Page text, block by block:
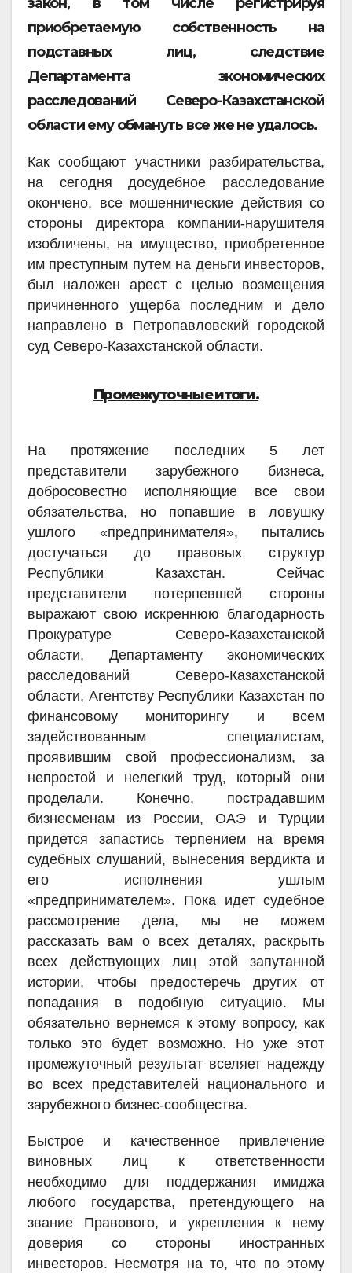
приобретаемую собственность на
подставных лиц, следствие
Департамента экономических
расследований Северо-Казахстанской
области ему обмануть все же не удалось.
Как сообщают участники разбирательства,
на сегодня досудебное расследование
окончено, все мошеннические действия со
стороны директора компании-нарушителя
изобличены, на имущество, приобретенное
им преступным путем на деньги инвесторов,
был наложен арест с целью возмещения
причиненного ущерба последним и дело
направлено в Петропавловский городской
суд Северо-Казахстанской области.
Промежуточные итоги.
На протяжение последних 5 лет
представители зарубежного бизнеса,
добросовестно исполняющие все свои
обязательства, но попавшие в ловушку
ушлого «предпринимателя», пытались
достучаться до правовых структур
Республики Казахстан. Сейчас
представители потерпевшей стороны
выражают свою искреннюю благодарность
Прокуратуре Северо-Казахстанской
области, Департаменту экономических
расследований Северо-Казахстанской
области, Агентству Республики Казахстан по
финансовому мониторингу и всем
задействованным специалистам,
проявившим свой профессионализм, за
непростой и нелегкий труд, который они
проделали. Конечно, пострадавшим
бизнесменам из России, ОАЭ и Турции
придется запастись терпением на время
судебных слушаний, вынесения вердикта и
его исполнения ушлым
«предпринимателем». Пока идет судебное
рассмотрение дела, мы не можем
рассказать вам о всех деталях, раскрыть
всех действующих лиц этой запутанной
истории, чтобы предостеречь других от
попадания в подобную ситуацию. Мы
обязательно вернемся к этому вопросу, как
только это будет возможно. Но уже этот
промежуточный результат вселяет надежду
во всех представителей национального и
зарубежного бизнес-сообщества.
Быстрое и качественное привлечение
виновных лиц к ответственности
необходимо для поддержания имиджа
любого государства, претендующего на
звание Правового, и укрепления к нему
доверия со стороны иностранных
инвесторов. Несмотря на то, что по этому